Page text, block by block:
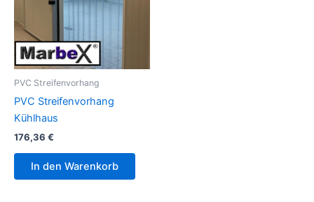
PVC Streifenvorhang
PVC Streifenvorhang
Kühlhaus
176,36 €
In den Warenkorb